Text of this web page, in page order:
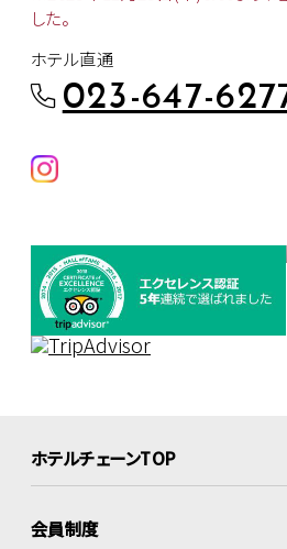
した。
ホテル直通
023-647-
ホテルチェーンTOP
会員制度